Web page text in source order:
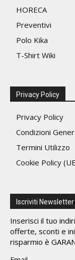
HORECA
Preventivi
Polo Kika
T-Shirt Wiki
Privacy Policy
Privacy Policy
Condizioni
Termini Utilizzo
Cookie Policy
Iscriviti Newsletter
Inserisci il tuo
offerte, sconti e
risparmio è